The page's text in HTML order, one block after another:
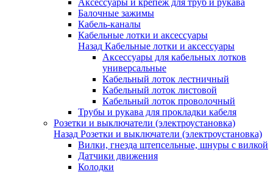
Аксессуары и крепеж для труб и рукава
Балочные зажимы
Кабель-каналы
Кабельные лотки и аксессуары
Назад Кабельные лотки и аксессуары
Аксессуары для кабельных лотков
универсальные
Кабельный лоток лестничный
Кабельный лоток листовой
Кабельный лоток проволочный
Трубы и рукава для прокладки кабеля
Розетки и выключатели (электроустановка)
Назад Розетки и выключатели (электроустановка)
Вилки, гнезда штепсельные, шнуры с вилкой
Датчики движения
Колодки